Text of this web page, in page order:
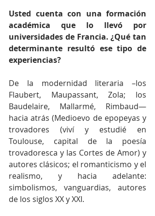
Usted cuenta con una formación
académica que lo llevó por
universidades de Francia. ¿Qué tan
determinante resultó ese tipo de
experiencias?
De la modernidad literaria –los
Flaubert, Maupassant, Zola; los
Baudelaire, Mallarmé, Rimbaud—
hacia atrás (Medioevo de epopeyas y
trovadores (viví y estudié en
Toulouse, capital de la poesía
trovadoresca y las Cortes de Amor) y
autores clásicos; el romanticismo y el
realismo, y hacia adelante:
simbolismos, vanguardias, autores
de los siglos XX y XXI.